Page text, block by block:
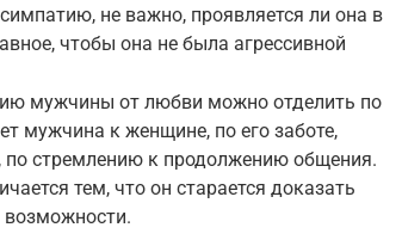
не важно, проявляется ли она в
чтобы она не была агрессивной
мужчины от любви можно отделить по
мужчина к женщине, по его заботе,
стремлению к продолжению общения.
тем, что он старается доказать
возможности.